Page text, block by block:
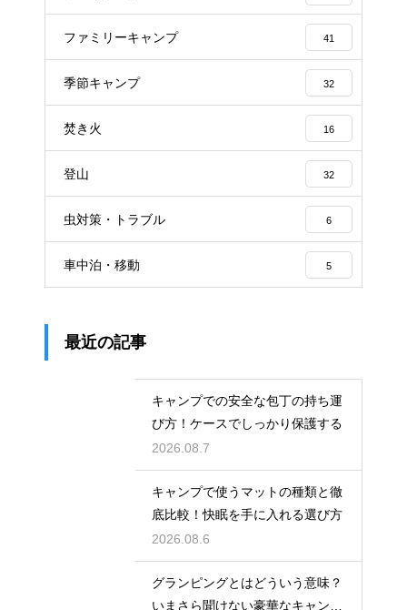
ファミリーキャンプ 41
季節キャンプ 32
焚き火 16
登山 32
虫対策・トラブル 6
車中泊・移動 5
最近の記事
キャンプでの安全な包丁の持ち運
び方！ケースでしっかり保護する
2026.08.7
キャンプで使うマットの種類と徹
底比較！快眠を手に入れる選び方
2026.08.6
グランピングとはどういう意味？
いまさら聞けない豪華なキャンプ